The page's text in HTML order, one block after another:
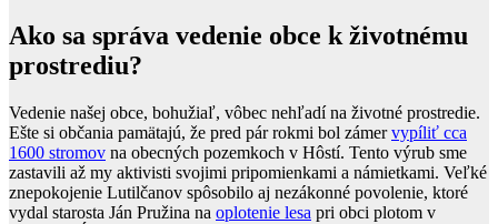
Ako sa správa vedenie obce k životnému
prostrediu?
Vedenie našej obce, bohužiaľ, vôbec nehľadí na životné prostredie.
Ešte si občania pamätajú, že pred pár rokmi bol zámervypíliť cca
1600 stromov na obecných pozemkoch v Hôstí. Tento výrub sme
zastavili až my aktivisti svojimi pripomienkami a námietkami. Veľké
znepokojenie Lutilčanov spôsobilo aj nezákonné povolenie, ktoré
vydal starosta Ján Pružina na oplotenie lesa pri obci plotom v